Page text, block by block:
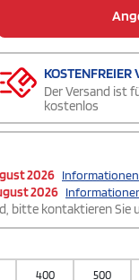
KOSTENFREIER
Der Versand ist
kostenlos
2026 Informationen
2026
bitte kontaktieren Sie
400 500